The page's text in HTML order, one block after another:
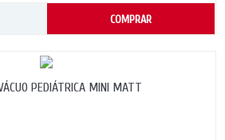
COMPRAR
PEDIÁTRICA MINI MATT